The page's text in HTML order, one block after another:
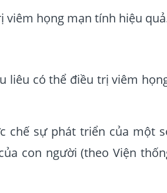
viêm họng mạn tính hiệu
liêu có thể điều trị viêm
chế sự phát triển của một
con người (theo Viện